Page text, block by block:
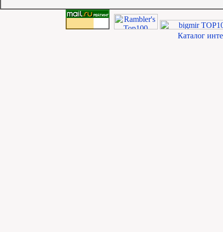
Каталог